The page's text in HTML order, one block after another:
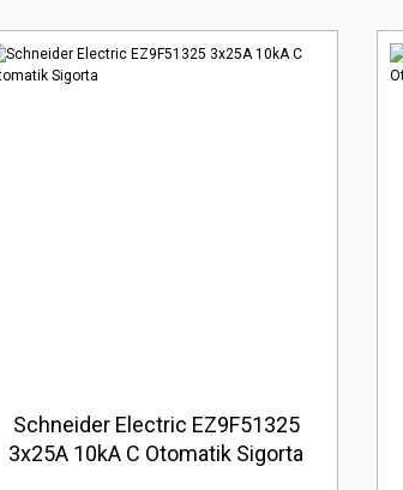
Schneider Electric EZ9F51325
3x25A 10kA C Otomatik Sigorta